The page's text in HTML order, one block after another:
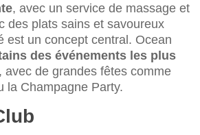
, avec un service de massage et
des plats sains et savoureux
est un concept central. Ocean
des événements les plus
, avec de grandes fêtes comme
la Champagne Party.